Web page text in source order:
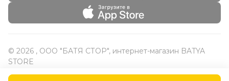
© 2026 , ООО "БАТЯ СТОР", интернет-магазин BATYA
STORE